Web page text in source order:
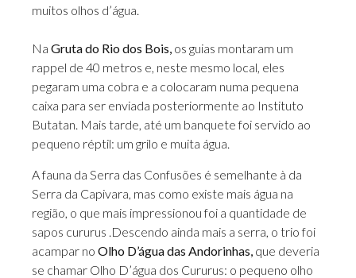
muitos olhos d’água.
Na Gruta do Rio dos Bois, os guias montaram um
rappel de 40 metros e, neste mesmo local, eles
pegaram uma cobra e a colocaram numa pequena
caixa para ser enviada posteriormente ao Instituto
Butatan. Mais tarde, até um banquete foi servido ao
pequeno réptil: um grilo e muita água.
A fauna da Serra das Confusões é semelhante à da
Serra da Capivara, mas como existe mais água na
região, o que mais impressionou foi a quantidade de
sapos cururus .Descendo ainda mais a serra, o trio foi
acampar no Olho D’água das Andorinhas, que deveria
se chamar Olho D’água dos Cururus: o pequeno olho